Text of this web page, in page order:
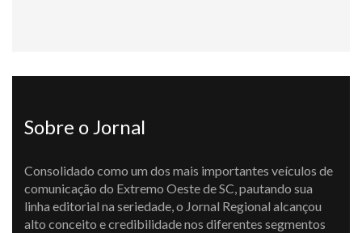
Sobre o Jornal
Consolidado como um dos mais importantes veículos de
comunicação do Extremo Oeste de SC, pautando sua
linha editorial na seriedade, o Jornal Regional alcançou
alto conceito e credibilidade nos diferentes segmentos